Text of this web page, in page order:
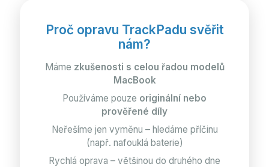
Proč opravu TrackPadu svěřit
nám?
Máme zkušenosti s celou řadou modelů
MacBook
Používáme pouze originální nebo
prověřené díly
Neřešíme jen vyměnu – hledáme příčinu
(např. nafouklá baterie)
Rychlá oprava – většinou do druhého dne